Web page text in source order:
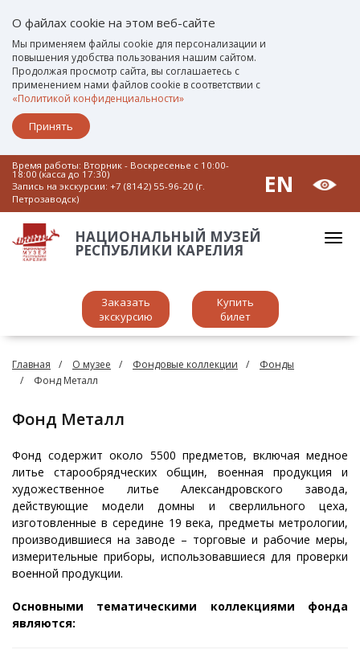
О файлах cookie на этом веб-сайте
Мы применяем файлы cookie для персонализации и
повышения удобства пользования нашим сайтом.
Продолжая просмотр сайта, вы соглашаетесь с
применением нами файлов cookie в соответствии с
«Политикой конфиденциальности»
Принять
Время работы: Вторник - Воскресенье c 10:00-
18:00 (касса до 17:30)
Запись на экскурсии: +7 (8142) 55-96-20 (г.
Петрозаводск)
EN
НАЦИОНАЛЬНЫЙ МУЗЕЙ
РЕСПУБЛИКИ КАРЕЛИЯ
Заказать
экскурсию
Купить
билет
Главная О музее Фондовые коллекции
Фонды
Фонд Металл
Фонд Металл
Фонд содержит около 5500 предметов, включая медное
литье старообрядческих общин, военная продукция и
художественное литье Александровского завода,
действующие модели домны и сверлильного цеха,
изготовленные в середине 19 века, предметы метрологии,
производившиеся на заводе – торговые и рабочие меры,
измерительные приборы, использовавшиеся для проверки
военной продукции.
Основными тематическими коллекциями фонда
являются: